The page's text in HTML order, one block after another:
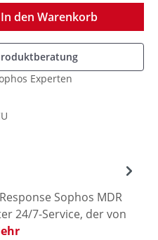
den gewünschten
In den Warenkorb
Experten
Sophos MDR
24/7-Service, der von